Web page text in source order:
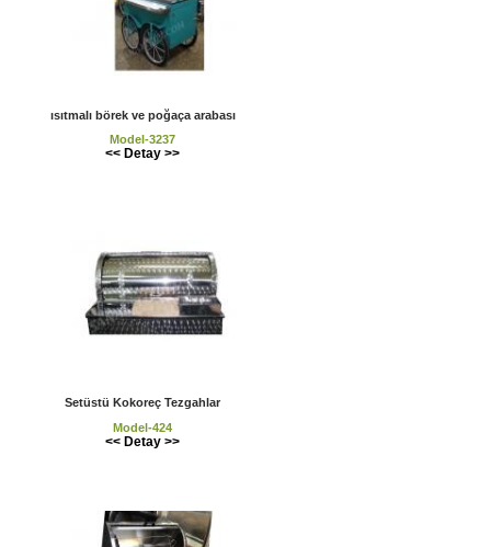
ısıtmalı börek ve poğaça arabası
Model-3237
<< Detay >>
Setüstü Kokoreç Tezgahlar
Model-424
<< Detay >>